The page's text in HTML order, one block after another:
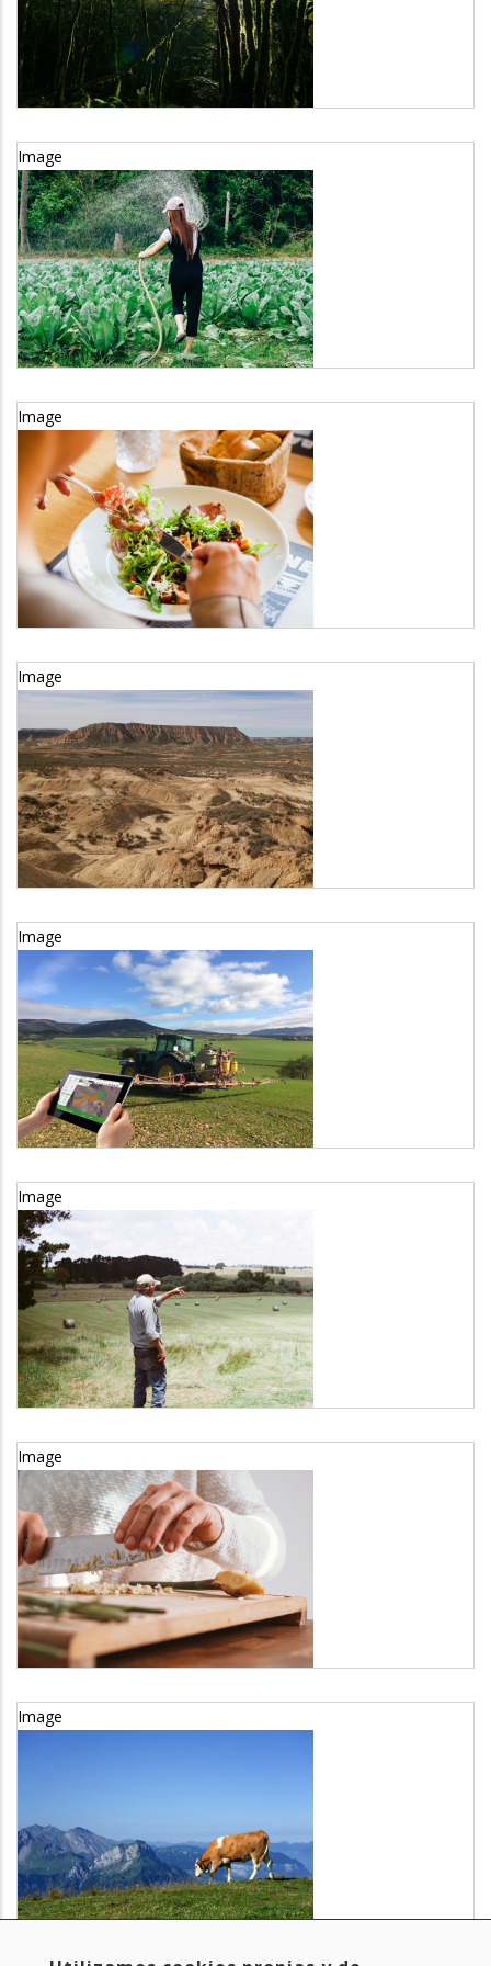
Sector
Medio ambiente
Image
RURAL FEMMES
Sector
Agricultura y ganadería
Image
GATURI
Sector
Agricultura y ganadería
Image
LIFE FarmingBardenas
Sector
Medio ambiente
Image
FAIRshare
Sector
Agricultura y ganadería
Image
I2connect
Sector
Agricultura y ganadería
Image
Smart Protein
Sector
Agricultura y ganadería
Image
Sector
Agricultura y ganadería